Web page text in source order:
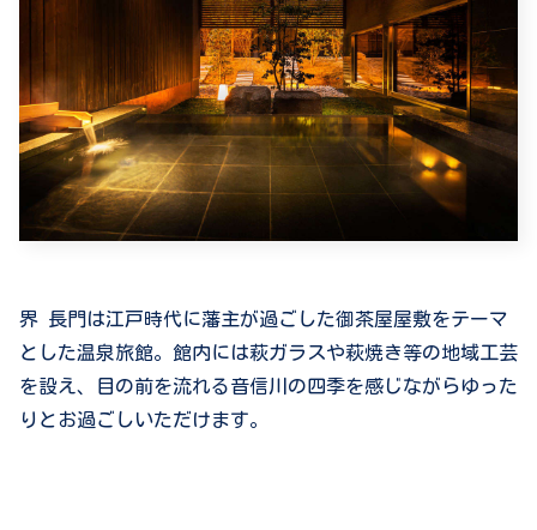
界 長門は江戸時代に藩主が過ごした御茶屋屋敷をテーマ
とした温泉旅館。館内には萩ガラスや萩焼き等の地域工芸
を設え、目の前を流れる音信川の四季を感じながらゆった
りとお過ごしいただけます。